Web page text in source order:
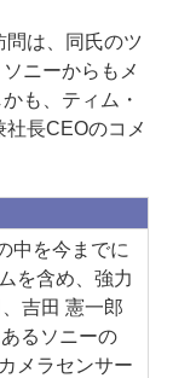
は、同氏のツ
ニーからもメ
も、ティム・
長CEOのコメ
中を今までに
を含め、強力
吉田 憲一郎
るソニーの
メラセンサー